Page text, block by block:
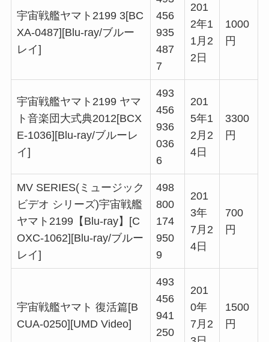
宇宙戦艦ヤマト2199 3[BC
XA-0487][Blu-ray/ブルー
レイ]
456
935
487
7
201
2年1
1月2
2日
1000
円
宇宙戦艦ヤマト2199 ヤマ
ト音楽団大式典2012[BCX
E-1036][Blu-ray/ブルーレ
イ]
493
456
936
036
6
201
5年1
2月2
4日
3300
円
MV SERIES(ミュージック
ビデオ シリーズ)宇宙戦艦
ヤマト2199【Blu-ray】[C
OXC-1062][Blu-ray/ブルー
レイ]
498
800
174
950
9
201
3年
7月2
4日
700
円
宇宙戦艦ヤマト 復活篇[B
CUA-0250][UMD Video]
493
456
941
250
201
0年
7月2
1500
円